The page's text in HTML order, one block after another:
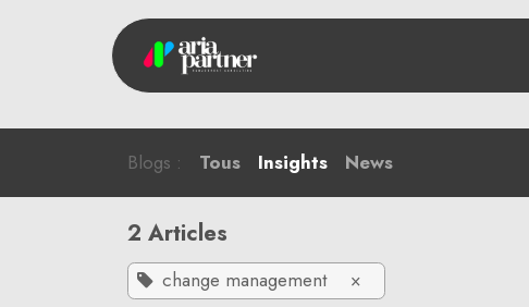
Blogs : Tous Insights News
2 Articles
change management ×